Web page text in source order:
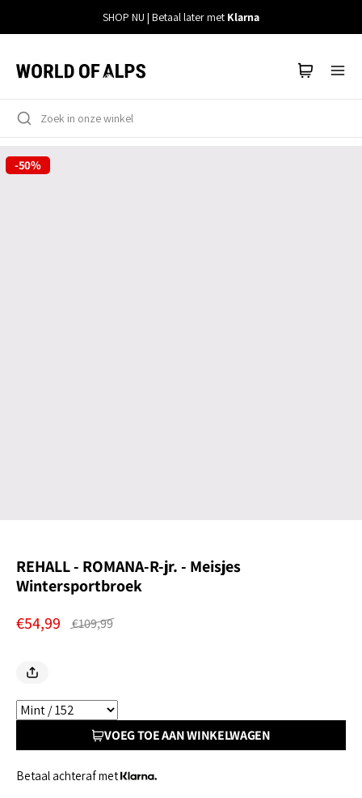
content
SHOP NU | Betaal later met Klarna
-50%
REHALL - ROMANA-R-jr. - Meisjes
Wintersportbroek
€54,99
€109,99
VOEG TOE AAN WINKELWAGEN
Betaal achteraf met